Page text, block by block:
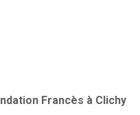
Francès à Clichy